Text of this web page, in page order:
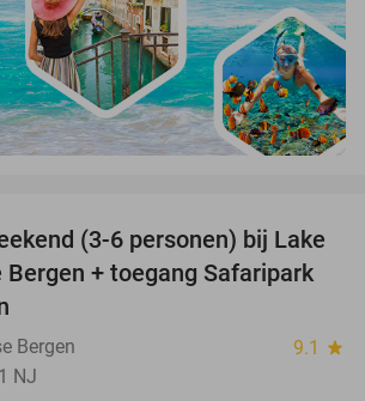
53%
(3-6 personen) bij Lake
Bergen + toegang Safaripark
Bergen 9.1 star
NJ